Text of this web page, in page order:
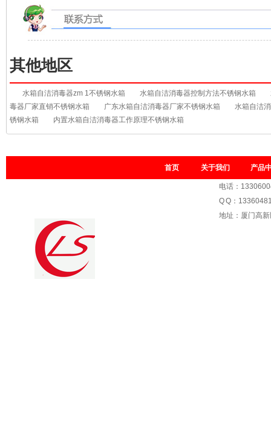
其他地区
水箱自洁消毒器zm 1不锈钢水箱 水箱自洁消毒器控制方法不锈钢水箱
毒器厂家直销不锈钢水箱
广东水箱自洁消毒器厂家不锈钢水箱
水箱自洁
锈钢水箱
内置水箱自洁消毒器工作原理不锈钢水箱
首页 关于我们 产品
电话：
Q Q：
地址：厦门高